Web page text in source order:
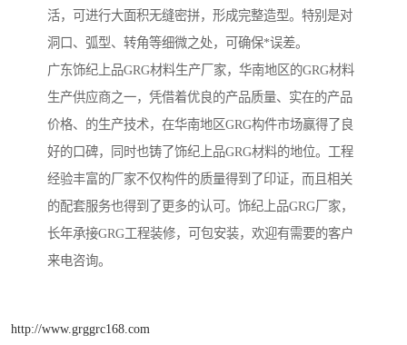
活，可进行大面积无缝密拼，形成完整造型。特别是对
洞口、弧型、转角等细微之处，可确保*误差。
广东饰纪上品GRG材料生产厂家，华南地区的GRG材料
生产供应商之一，凭借着优良的产品质量、实在的产品
价格、的生产技术，在华南地区GRG构件市场赢得了良
好的口碑，同时也铸了饰纪上品GRG材料的地位。工程
经验丰富的厂家不仅构件的质量得到了印证，而且相关
的配套服务也得到了更多的认可。饰纪上品GRG厂家，
长年承接GRG工程装修，可包安装，欢迎有需要的客户
来电咨询。
http://www.grggrc168.com